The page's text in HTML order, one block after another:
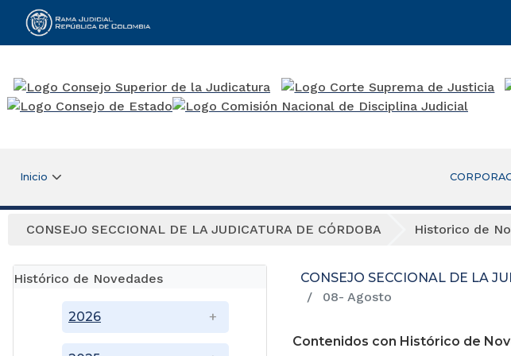
Rama Judicial
Inicio
CONSEJO SECCIONAL DE LA JUDICATURA DE CÓRDOBA Historico de
Histórico de Novedades
2026
CONSEJO SECCIONAL DE LA
08- Agosto
Contenidos con Histórico de